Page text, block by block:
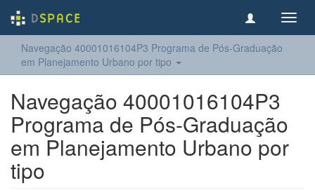
Navegação 40001016104P3 Programa de Pós-Graduação
em Planejamento Urbano por tipo
Navegação 40001016104P3
Programa de Pós-Graduação
em Planejamento Urbano por
tipo